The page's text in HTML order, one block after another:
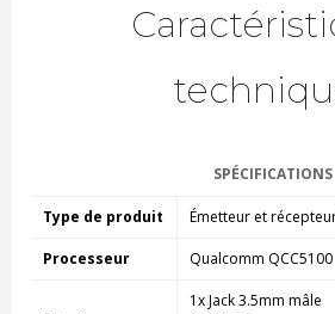
SPÉCIFICATIONS
Type de produit Émetteur et
Processeur Qualcomm QCC5100
1x Jack 3.5mm mâle